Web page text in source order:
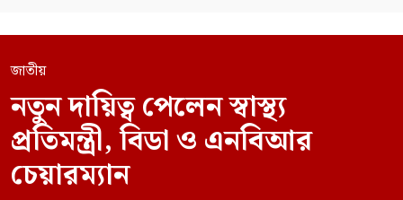
জাতীয়
নতুন দায়িত্ব পেলেন স্বাস্থ্য
প্রতিমন্ত্রী, বিডা ও এনবিআর
চেয়ারম্যান